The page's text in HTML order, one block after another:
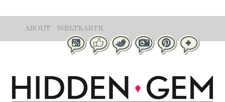
ABOUT WELTKARTE